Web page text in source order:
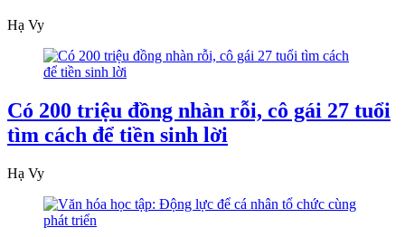
Hạ Vy
Có 200 triệu đồng nhàn rỗi, cô gái 27 tuổi
tìm cách để tiền sinh lời
Hạ Vy